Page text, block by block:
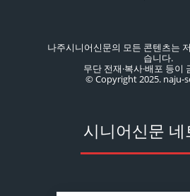
나주시니어신문의 모든 콘텐츠는
습니다.
무단 전재·복사·배포 등이
© Copyright 2025. naju-
시니어신문 네